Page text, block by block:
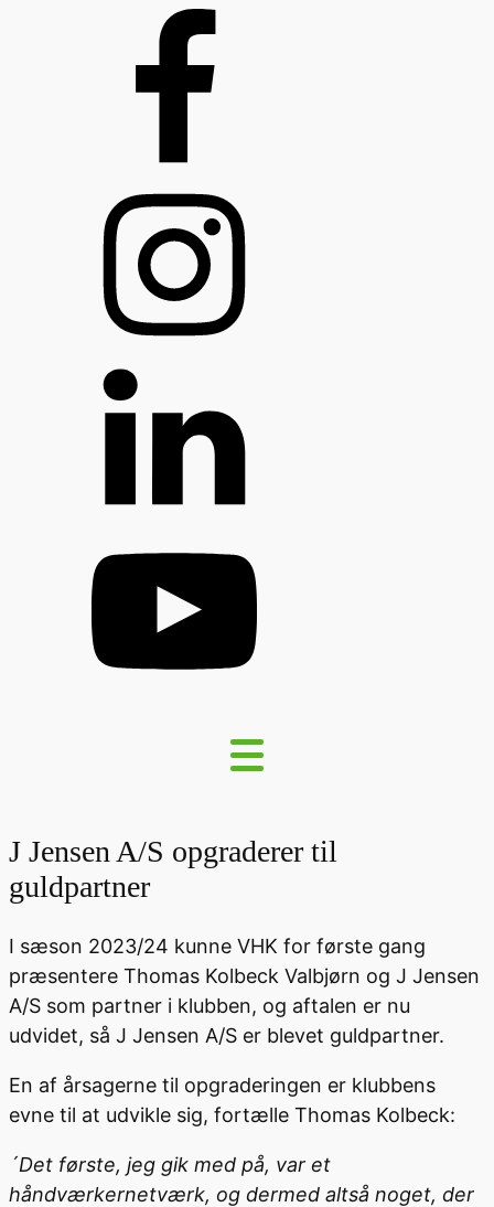
J Jensen A/S opgraderer til
guldpartner
I sæson 2023/24 kunne VHK for første gang
præsentere Thomas Kolbeck Valbjørn og J Jensen
A/S som partner i klubben, og aftalen er nu
udvidet, så J Jensen A/S er blevet guldpartner.
En af årsagerne til opgraderingen er klubbens
evne til at udvikle sig, fortælle Thomas Kolbeck:
´Det første, jeg gik med på, var et
håndværkernetværk, og dermed altså noget, der